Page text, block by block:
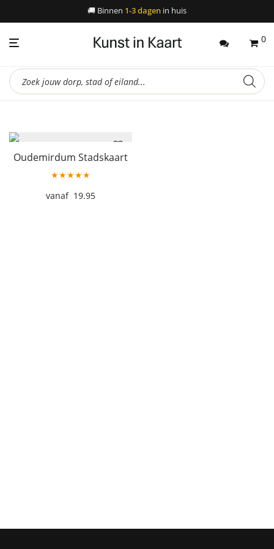
🚚 Binnen 1-3 dagen in huis
0
Producten
zoeken
Oudemirdum Stadskaart
★★★★★
19.95